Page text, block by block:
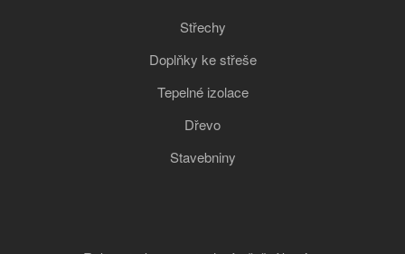
Střechy
Doplňky ke střeše
Tepelné izolace
Dřevo
Stavebniny